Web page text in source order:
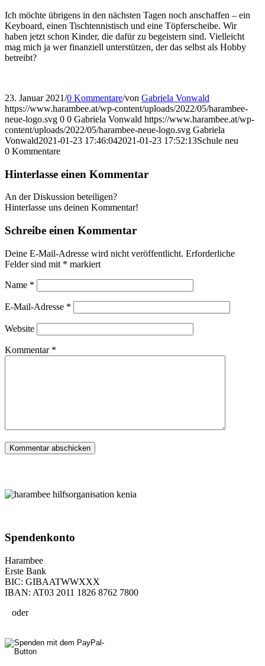
Ich möchte übrigens in den nächsten Tagen noch anschaffen – ein
Keyboard, einen Tischtennistisch und eine Töpferscheibe. Wir
haben jetzt schon Kinder, die dafür zu begeistern sind. Vielleicht
mag mich ja wer finanziell unterstützen, der das selbst als Hobby
betreibt?
23. Januar 2021/0 Kommentare/von Gabriela Vonwald
https://www.harambee.at/wp-content/uploads/2022/05/harambee-
neue-logo.svg 0 0 Gabriela Vonwald https://www.harambee.at/wp-
content/uploads/2022/05/harambee-neue-logo.svg Gabriela
Vonwald2021-01-23 17:46:042021-01-23 17:52:13Schule neu
0 Kommentare
Hinterlasse einen Kommentar
An der Diskussion beteiligen?
Hinterlasse uns deinen Kommentar!
Schreibe einen Kommentar
Deine E-Mail-Adresse wird nicht veröffentlicht. Erforderliche
Felder sind mit * markiert
Name *
E-Mail-Adresse *
Website
Kommentar *
Spenden­konto
Harambee
Erste Bank
BIC: GIBAATWWXXX
IBAN: AT03 2011 1826 8762 7800
oder